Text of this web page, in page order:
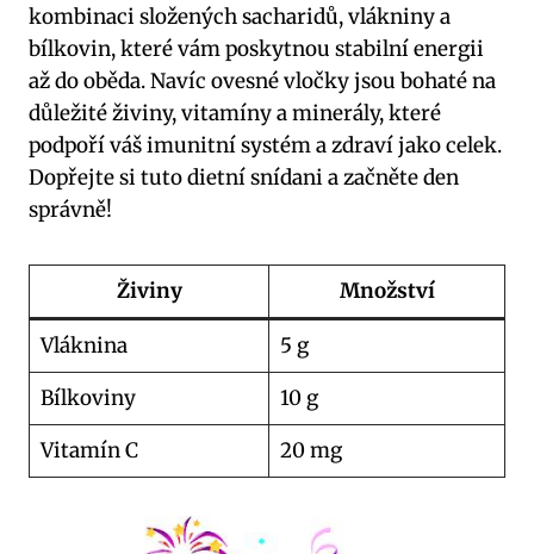
kombinaci složených sacharidů, vlákniny a
bílkovin, které vám poskytnou stabilní energii
až do oběda. Navíc ovesné vločky jsou bohaté na
důležité živiny, vitamíny a minerály, které
podpoří váš imunitní systém a zdraví jako celek.
Dopřejte si tuto dietní snídani a začněte den
správně!
Živiny Množství
Vláknina
5 g
Bílkoviny
10 g
Vitamín C
20 mg